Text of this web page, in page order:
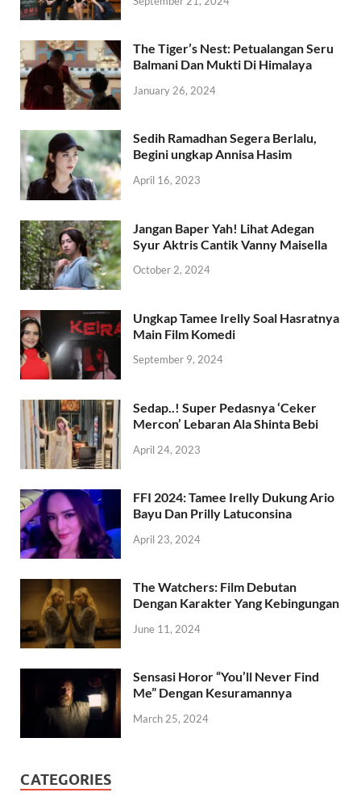
The Tiger’s Nest: Petualangan Seru
Balmani Dan Mukti Di Himalaya
January 26, 2024
Sedih Ramadhan Segera Berlalu,
Begini ungkap Annisa Hasim
April 16, 2023
Jangan Baper Yah! Lihat Adegan
Syur Aktris Cantik Vanny Maisella
October 2, 2024
Ungkap Tamee Irelly Soal Hasratnya
Main Film Komedi
September 9, 2024
Sedap..! Super Pedasnya ‘Ceker
Mercon’ Lebaran Ala Shinta Bebi
April 24, 2023
FFI 2024: Tamee Irelly Dukung Ario
Bayu Dan Prilly Latuconsina
April 23, 2024
The Watchers: Film Debutan
Dengan Karakter Yang Kebingungan
June 11, 2024
Sensasi Horor “You’ll Never Find
Me” Dengan Kesuramannya
March 25, 2024
CATEGORIES